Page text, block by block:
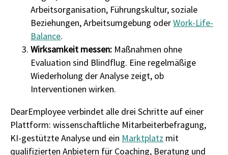
Arbeitsorganisation, Führungskultur, soziale
Beziehungen, Arbeitsumgebung oderWork-Life-
Balance.
Wirksamkeit messen: Maßnahmen ohne
Evaluation sind Blindflug. Eine regelmäßige
Wiederholung der Analyse zeigt, ob
Interventionen wirken.
DearEmployee verbindet alle drei Schritte auf einer
Plattform: wissenschaftliche Mitarbeiterbefragung,
KI-gestützte Analyse und ein Marktplatz mit
qualifizierten Anbietern für Coaching, Beratung und